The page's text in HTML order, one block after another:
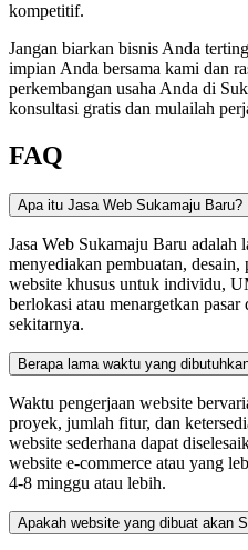
kompetitif.
Jangan biarkan bisnis Anda
impian Anda bersama kami dan
perkembangan usaha Anda di
konsultasi gratis dan mulailah
FAQ
Apa itu Jasa Web Sukamaju Baru?
Jasa Web Sukamaju Baru adalah
menyediakan pembuatan, desain,
website khusus untuk individu,
berlokasi atau menargetkan
sekitarnya.
Berapa lama waktu yang
Waktu pengerjaan website
proyek, jumlah fitur, dan
website sederhana dapat
website e-commerce atau yang
4-8 minggu atau lebih.
Apakah website yang dibuat akan